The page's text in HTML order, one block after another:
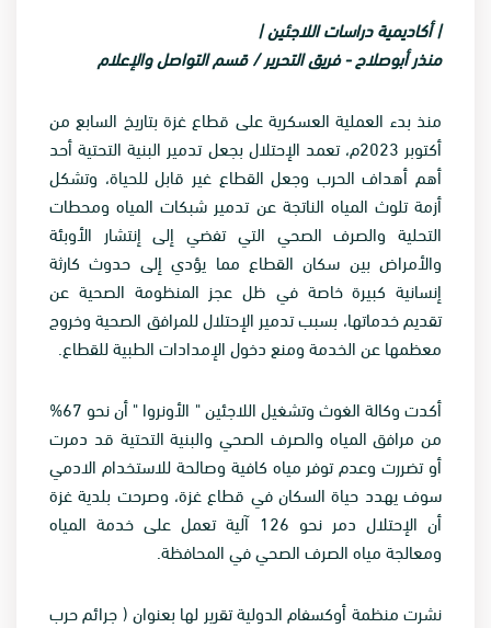
| أكاديمية دراسات اللاجئين |
منذر أبوصلاح -فريق التحرير / قسم التواصل والإعلام
منذ بدء العملية العسكرية على قطاع غزة بتاريخ السابع من
أكتوبر 2023م، تعمد الإحتلال بجعل تدمير البنية التحتية أحد
أهم أهداف الحرب وجعل القطاع غير قابل للحياة، وتشكل
أزمة تلوث المياه الناتجة عن تدمير شبكات المياه ومحطات
التحلية والصرف الصحي التي تفضي إلى إنتشار الأوبئة
والأمراض بين سكان القطاع مما يؤدي إلى حدوث كارثة
إنسانية كبيرة خاصة في ظل عجز المنظومة الصحية عن
تقديم خدماتها، بسبب تدمير الإحتلال للمرافق الصحية وخروج
معظمها عن الخدمة ومنع دخول الإمدادات الطبية للقطاع.
أكدت وكالة الغوث وتشغيل اللاجئين " الأونروا " أن نحو 67%
من مرافق المياه والصرف الصحي والبنية التحتية قد دمرت
أو تضررت وعدم توفر مياه كافية وصالحة للاستخدام الادمي
سوف يهدد حياة السكان في قطاع غزة، وصرحت بلدية غزة
أن الإحتلال دمر نحو 126 آلية تعمل على خدمة المياه
ومعالجة مياه الصرف الصحي في المحافظة.
نشرت منظمة أوكسفام الدولية تقرير لها بعنوان ( جرائم حرب